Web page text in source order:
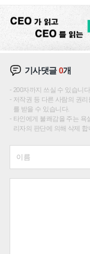
기사댓글0개
200자까지 쓰실 수 있습니
저작권 등 다른 사람의 권
를 받을 수 있습니다.
타인에게 불쾌감을 주는 욕
리자의 판단에 의해 삭제 합